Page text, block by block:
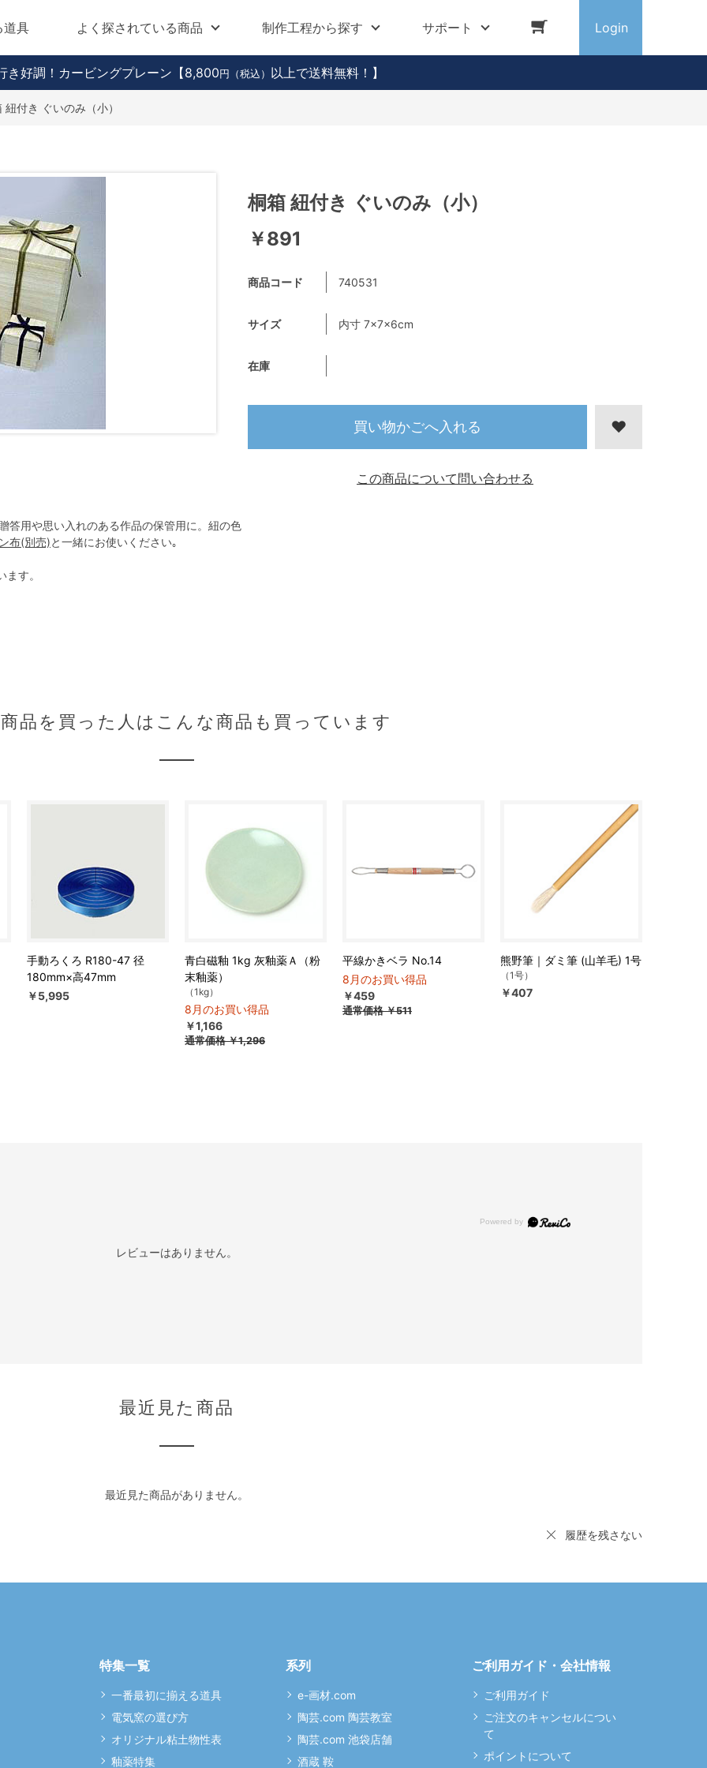
道具 よく探されている商品 制作工程から探す サポート Login
き好調！カービングプレーン 【8,800 円（税込） 以上で送料無料！】
紐付き ぐいのみ（小）
答用や思い入れのある作品の保管用に。紐の色
布(別売)と一緒にお使いください｡
す。
桐箱 紐付き ぐいのみ（小）
￥891
商品コード 740531
サイズ 内寸 7×7×6cm
在庫
買い物かごへ入れる
この商品について問い合わせる
品を買った人はこんな商品も買っています
手動ろくろ R180-47 径
180mm×高47mm
￥5,995
青白磁釉 1kg 灰釉薬Ａ（粉
末釉薬）
（1kg）
8月のお買い得品
￥1,166
通常価格￥1,296
平線かきベラ No.14
8月のお買い得品
￥459
通常価格￥511
熊野筆｜ダミ筆 (山羊毛) 1号
（1号）
￥407
レビューはありません。
最近見た商品
最近見た商品がありません。
履歴を残さない
特集一覧
一番最初に揃える道具
電気窯の選び方
オリジナル粘土物性表
釉薬特集
系列
e-画材.com
陶芸.com 陶芸教室
陶芸.com 池袋店舗
酒蔵 鞍
ご利用ガイド・会社情報
ご利用ガイド
ご注文のキャンセルについ
て
ポイントについて